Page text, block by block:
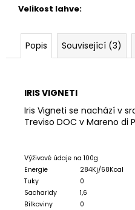
Velikost lahve:
Popis Související (3)
IRIS VIGNETI
Iris Vigneti se nachází v
Treviso DOC v Mareno di
Výživové údaje na 100g
Energie
284Kj/68Kcal
Tuky
0
Sacharidy
1,6
Bílkoviny
0
PLÁTĚNÁ
TAŠKA
THIS
CONTAIN
PROSECCO
BÉŽOVÁ